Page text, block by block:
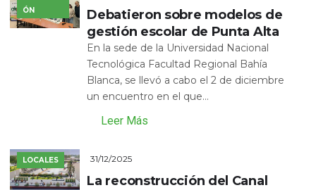
ÓN
Debatieron sobre modelos de
gestión escolar de Punta Alta
En la sede de la Universidad Nacional
Tecnológica Facultad Regional Bahía
Blanca, se llevó a cabo el 2 de diciembre
un encuentro en el que...
Leer Más
LOCALES 31/12/2025
La reconstrucción del Canal